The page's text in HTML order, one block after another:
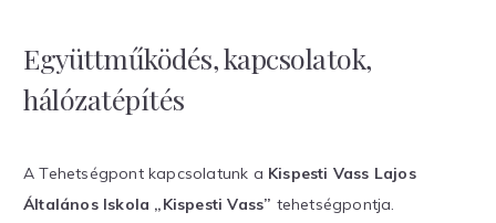
Együttműködés, kapcsolatok,
hálózatépítés
A Tehetségpont kapcsolatunk a Kispesti Vass Lajos
Általános Iskola „Kispesti Vass” tehetségpontja.